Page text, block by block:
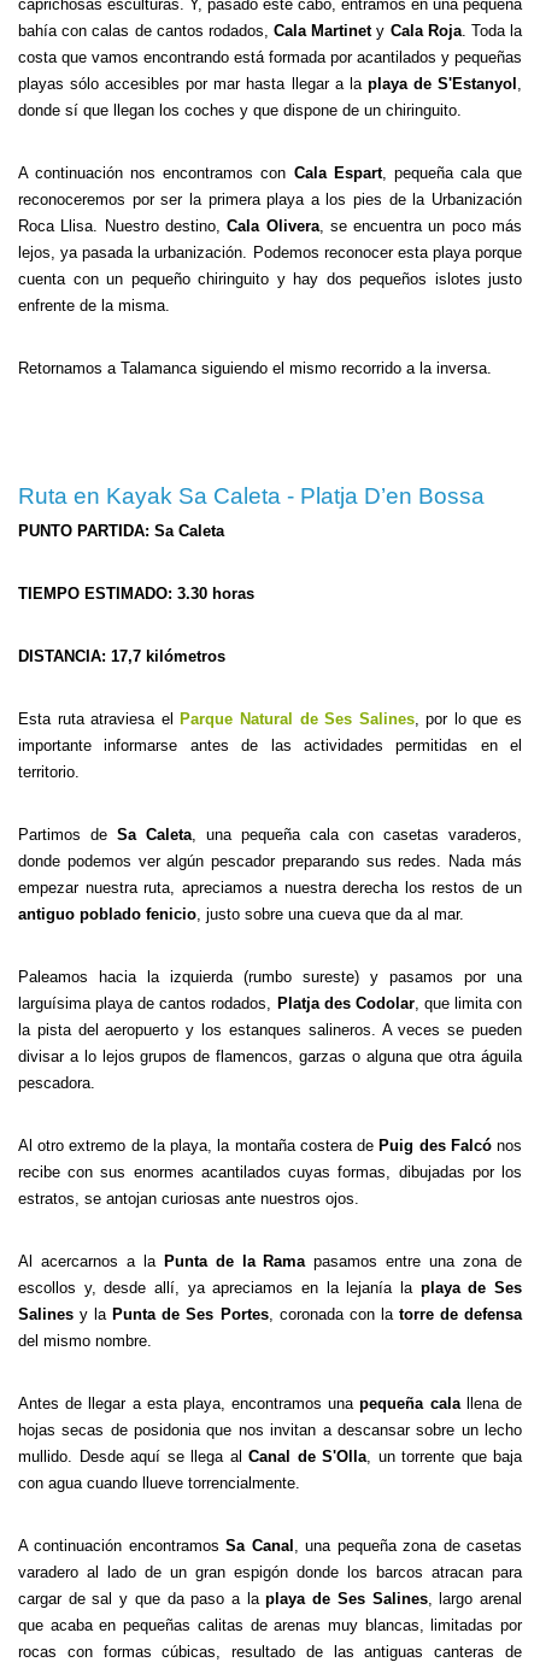
caprichosas esculturas. Y, pasado este cabo, entramos en una pequeña
bahía con calas de cantos rodados, Cala Martinety Cala Roja. Toda la
costa que vamos encontrando está formada por acantilados y pequeñas
playas sólo accesibles por mar hasta llegar a la playa de S'Estanyol ,
donde sí que llegan los coches y que dispone de un chiringuito.
A continuación nos encontramos con Cala Espart, pequeña cala que
reconoceremos por ser la primera playa a los pies de la Urbanización
Roca Llisa. Nuestro destino,Cala Olivera, se encuentra un poco más
lejos, ya pasada la urbanización. Podemos reconocer esta playa porque
cuenta con un pequeño chiringuito y hay dos pequeños islotes justo
enfrente de la misma.
Retornamos a Talamanca siguiendo el mismo recorrido a la inversa.
Ruta en Kayak Sa Caleta - Platja D’en Bossa
PUNTO PARTIDA: Sa Caleta
TIEMPO ESTIMADO: 3.30 horas
DISTANCIA: 17,7 kilómetros
Esta ruta atraviesa el Parque Natural de Ses Salines, por lo que es
importante informarse antes de las actividades permitidas en el
territorio.
Partimos de Sa Caleta, una pequeña cala con casetas varaderos,
donde podemos ver algún pescador preparando sus redes. Nada más
empezar nuestra ruta, apreciamos a nuestra derecha los restos de un
antiguo poblado fenicio, justo sobre una cueva que da al mar.
Paleamos hacia la izquierda (rumbo sureste) y pasamos por una
larguísima playa de cantos rodados, Platja des Codolar, que limita con
la pista del aeropuerto y los estanques salineros. A veces se pueden
divisar a lo lejos grupos de flamencos, garzas o alguna que otra águila
pescadora.
Al otro extremo de la playa, la montaña costera de Puig des Falcónos
recibe con sus enormes acantilados cuyas formas, dibujadas por los
estratos, se antojan curiosas ante nuestros ojos.
Al acercarnos a la Punta de la Ramapasamos entre una zona de
escollos y, desde allí, ya apreciamos en la lejanía la playa de Ses
Salines y la Punta de Ses Portes, coronada con la torre de defensa
del mismo nombre.
Antes de llegar a esta playa, encontramos unapequeña calallena de
hojas secas de posidonia que nos invitan a descansar sobre un lecho
mullido. Desde aquí se llega al Canal de S'Olla, un torrente que baja
con agua cuando llueve torrencialmente.
A continuación encontramosSa Canal , una pequeña zona de casetas
varadero al lado de un gran espigón donde los barcos atracan para
cargar de sal y que da paso a laplaya de Ses Salines, largo arenal
que acaba en pequeñas calitas de arenas muy blancas, limitadas por
rocas con formas cúbicas, resultado de las antiguas canteras de